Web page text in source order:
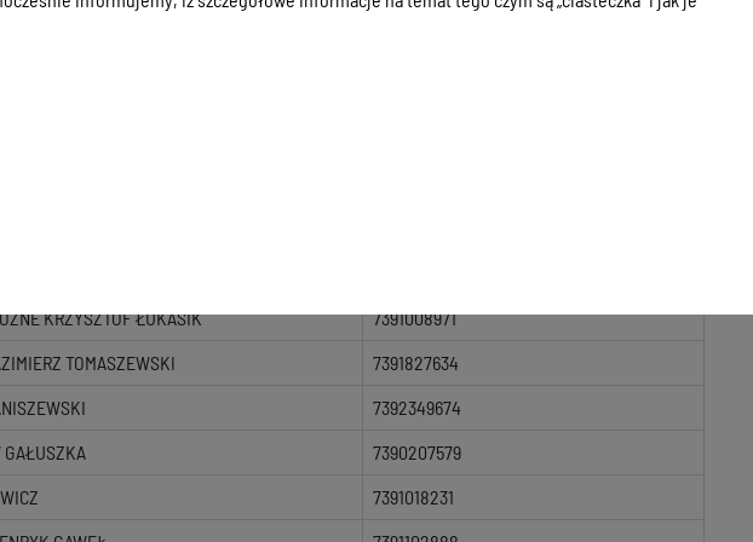
KRZYSZTOF ŁUKASIK
7391008971
TOMASZEWSKI
7391827634
7392349674
GAŁUSZKA
7390207579
7391018231